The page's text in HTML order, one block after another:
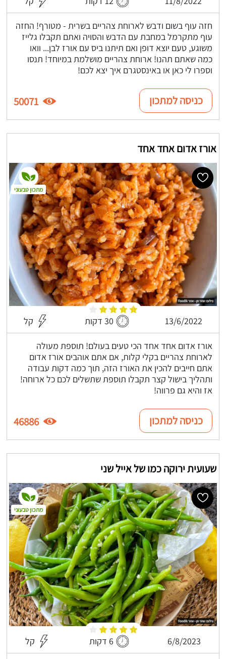
חזה עוף בשום ודבש לארוחת צהריים בשרית - מטורף! החזה
עוף מתקרמל במחבת עם הדבש והסויה ואתם תקבלו גלייז
משוגע, טעם יוצא דופן ואם תיתנו ביס עם אורז לבן... וואו
כמה שאתם תהנו! ארוחת צהריים מושלמת במיוחד! תנסו
וספרו לי כאן או באינסטגרם איך יצא לכם!
כניסה למתכון 50071
אורז אדום אחד אחד
13/6/2022 30 דקות קל
אורז אדום אחד אחד הכי טעים בעולם! תוספת מעולה
לארוחת צהריים בקלי קלות, אם אתם אוהבים אורז אדום
אתם חייבים להכין את האורז הזה, תוך כמה דקות עבודה
ותהליך בישול קצר תקבלו תוספת שתשלים לכם כל ארוחה!
אז והיא גם פרווה!
מתכון טבעוני
כניסה למתכון 46886
שעועית ירוקה כמו של אייל שני
6/8/2023 6 דקות קל
מתכון טבעוני